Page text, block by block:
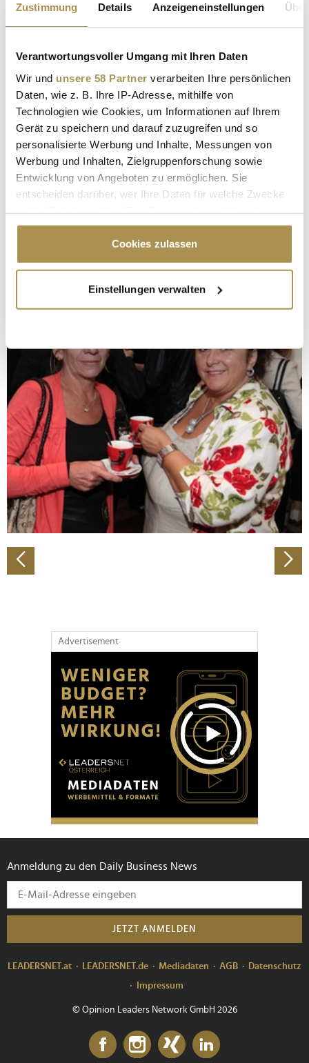
Zustimmung Details Anzeigeneinstellungen
Verantwortungsvoller Umgang mit Ihren Daten
Wir und unsere 58 Partner verarbeiten Ihre persönlichen
Daten, wie z. B. Ihre IP-Adresse, mithilfe von
Technologien wie Cookies, um Informationen auf Ihrem
Gerät zu speichern und darauf zuzugreifen und so
personalisierte Werbung und Inhalte, Messungen von
Werbung und Inhalten, Zielgruppenforschung sowie
Entwicklung von Angeboten zu ermöglichen. Sie
entscheiden darüber, wer Ihre Daten für welche Zwecke
Cookie-Erklärung oder durch Klicken auf das Privacy
Trigger Symbol ändern oder widerrufen
Informationen über Ihre geografische Lage
erfassen, welche bis auf einige Meter genau sein
bestimmten Merkmalen (Fingerprinting) identifizieren
Erfahren Sie mehr darüber, wie Ihre persönlichen Daten
verarbeitet werden, und legen Sie Ihre Präferenzen im
Abschnitt Einzelheitenfest.
Wir verwenden Cookies, um Inhalte und Anzeigen zu
personalisieren, Funktionen für soziale Medien anbieten
zu können und die Zugriffe auf unsere Website zu
analysieren. Außerdem geben wir Informationen zu Ihrer
Verwendung unserer Website an unsere Partner für
soziale Medien, Werbung und Analysen weiter. Unsere
Partner führen diese Informationen möglicherweise mit
weiteren Daten zusammen, die Sie ihnen bereitgestellt
Cookies zulassen
Einstellungen verwalten
Advertisement
Anmeldung zu den Daily Business News
JETZT ANMELDEN
LEADERSNET.at LEADERSNET.de Mediadaten AGB
Datenschutz
Impressum
© Opinion Leaders Network GmbH 2026